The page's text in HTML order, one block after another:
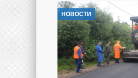
НОВОСТИ